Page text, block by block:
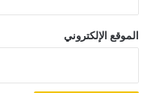
الموقع الإلكتروني